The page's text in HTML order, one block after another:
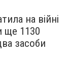
на війні
ще 1130
засоби